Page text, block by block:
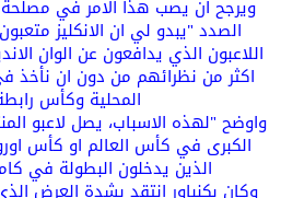
ويرجح ان يصب هذا الامر في
الصدد "يبدو لي ان الانكليز
اللاعبون الذي يدافعون عن الوان
اكثر من نظرائهم من دون ان نأخذ
المحلية وكأس
واوضح "لهذه الاسباب، يصل لاعبو
الكبرى في كأس العالم او كأس
الذين يدخلون البطولة في
وكان بكنباور انتقد بشدة العرض